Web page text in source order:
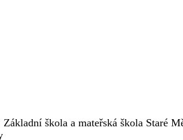
škola a mateřská škola Staré